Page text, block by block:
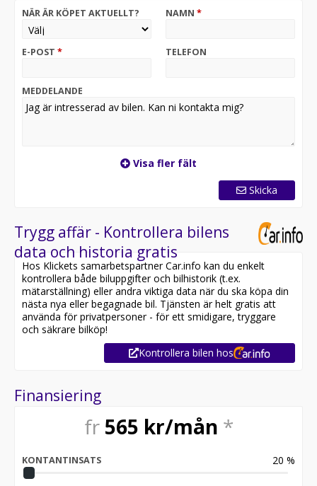
NÄR ÄR KÖPET AKTUELLT? NAMN *
E-POST * TELEFON
MEDDELANDE
Visa fler fält
Skicka
Trygg affär - Kontrollera bilens
data och historia gratis
Hos Klickets samarbetspartner Car.info kan du enkelt
kontrollera både biluppgifter och bilhistorik (t.ex.
mätarställning) eller andra viktiga data när du ska köpa din
nästa nya eller begagnade bil. Tjänsten är helt gratis att
använda för privatpersoner - för ett smidigare, tryggare
och säkrare bilköp!
Kontrollera bilen hos
Finansiering
fr 565 kr/mån *
KONTANTINSATS 20 %